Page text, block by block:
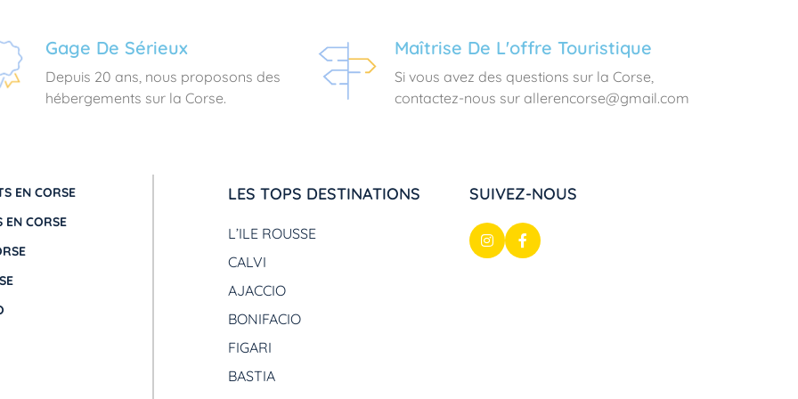
Gage De Sérieux
Depuis 20 ans, nous proposons des
hébergements sur la Corse.
Maîtrise De L'offre Touristique
Si vous avez des questions sur la Corse,
contactez-nous sur allerencorse@gmail.com
EN CORSE
EN CORSE
LES TOPS DESTINATIONS
L’ILE ROUSSE
CALVI
AJACCIO
BONIFACIO
FIGARI
BASTIA
SUIVEZ-NOUS